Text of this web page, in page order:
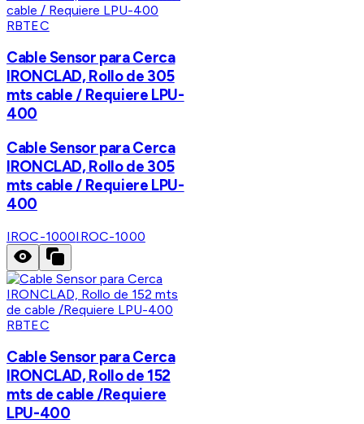
RBTEC
Cable Sensor para Cerca
IRONCLAD, Rollo de 305
mts cable / Requiere LPU-
400
Cable Sensor para Cerca
IRONCLAD, Rollo de 305
mts cable / Requiere LPU-
400
IROC-1000IROC-1000
RBTEC
Cable Sensor para Cerca
IRONCLAD, Rollo de 152
mts de cable /Requiere
LPU-400